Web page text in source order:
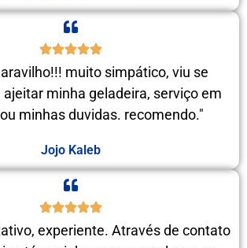
muito simpático, viu se
minha geladeira, serviço em
minhas duvidas. recomendo."
Jojo Kaleb
experiente. Através de contato